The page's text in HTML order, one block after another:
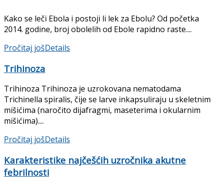
Kako se leči Ebola i postoji li lek za Ebolu? Od početka
2014. godine, broj obolelih od Ebole rapidno raste....
Pročitaj jošDetails
Trihinoza
Trihinoza Trihinoza je uzrokovana nematodama
Trichinella spiralis, čije se larve inkapsuliraju u skeletnim
mišićima (naročito dija­fragmi, maseterima i okularnim
mišićima)....
Pročitaj jošDetails
Karakteristike najčešćih uzročnika akutne
febrilnosti